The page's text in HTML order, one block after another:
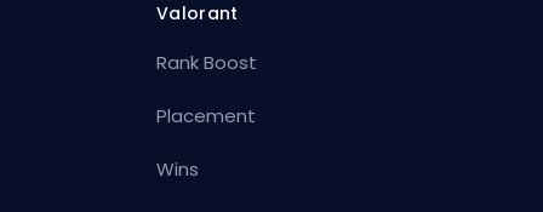
Valorant
Rank Boost
Placement
Wins